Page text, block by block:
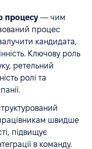
процесу — чим
процес
кандидата,
Ключову роль
ретельний
ролі та
швидше
підвищує
в команду.